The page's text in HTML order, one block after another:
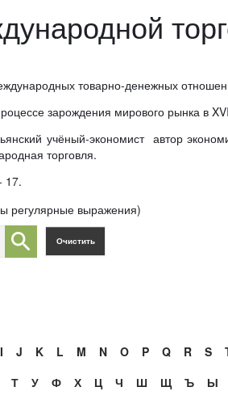
товарно-денежных
зарождения мирового рынка в
учёный-экономист автор
торговля.
17.
регулярные выражения)
I J K L M N O P Q R S
Т
У Ф Х Ц Ч Ш Щ Ъ Ы